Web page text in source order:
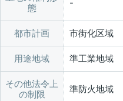
態
都市計画 市街化区域
用途地域 準工業地域
その他法令上
の制限
準防火地域